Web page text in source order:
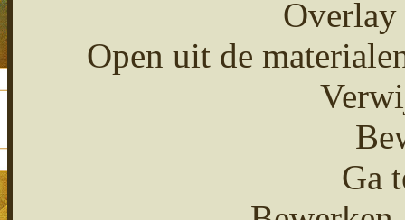
Open uit de
Ga